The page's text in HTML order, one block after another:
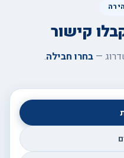
קישור
בחרו חבילה.